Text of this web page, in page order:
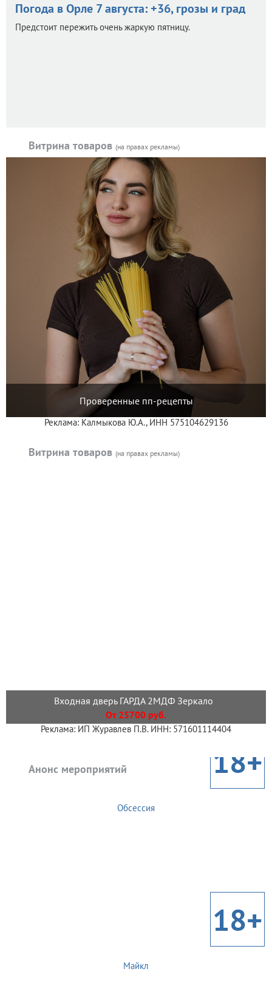
Погода в Орле 7 августа: +36, грозы и град
Предстоит пережить очень жаркую пятницу.
Витрина товаров (на правах рекламы)
Проверенные пп-рецепты
Реклама: Калмыкова Ю.А., ИНН 575104629136
Витрина товаров (на правах рекламы)
Входная дверь ГАРДА 2МДФ Зеркало
От 25700 руб.
Реклама: ИП Журавлев П.В. ИНН: 571601114404
Анонс мероприятий 18+
Обсессия
18+
Майкл